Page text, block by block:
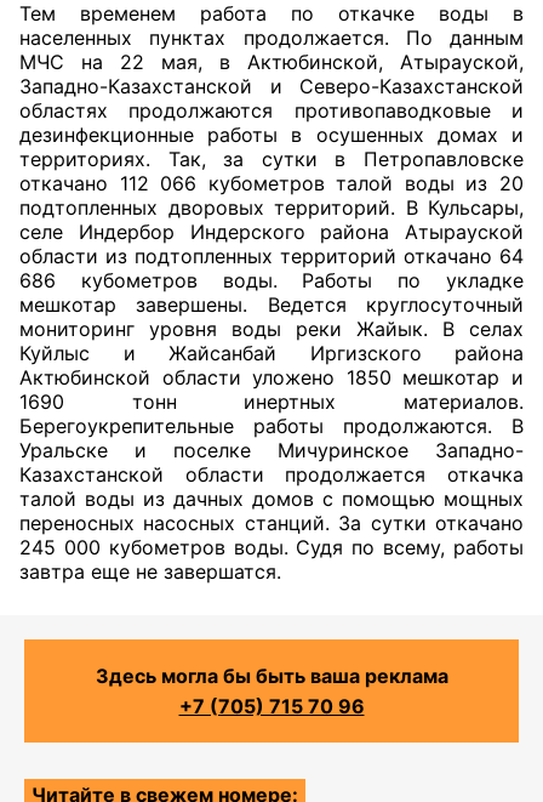
Тем временем работа по откачке воды в
населенных пунктах продолжается. По данным
МЧС на 22 мая, в Актюбинской, Атырауской,
Западно-Казахстанской и Северо-Казахстанской
областях продолжаются противопаводковые и
дезинфекционные работы в осушенных домах и
территориях. Так, за сутки в Петропавловске
откачано 112 066 кубометров талой воды из 20
подтопленных дворовых территорий. В Кульсары,
селе Индербор Индерского района Атырауской
области из подтопленных территорий откачано 64
686 кубометров воды. Работы по укладке
мешкотар завершены. Ведется круглосуточный
мониторинг уровня воды реки Жайык. В селах
Куйлыс и Жайсанбай Иргизского района
Актюбинской области уложено 1850 мешкотар и
1690 тонн инертных материалов.
Берегоукрепительные работы продолжаются. В
Уральске и поселке Мичуринское Западно-
Казахстанской области продолжается откачка
талой воды из дачных домов с помощью мощных
переносных насосных станций. За сутки откачано
245 000 кубометров воды. Судя по всему, работы
завтра еще не завершатся.
Здесь могла бы быть ваша реклама
+7 (705) 715 70 96
Читайте в свежем номере: